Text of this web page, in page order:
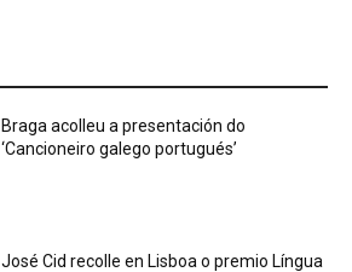
Braga acolleu a presentación do
‘Cancioneiro galego portugués’
José Cid recolle en Lisboa o premio Língua